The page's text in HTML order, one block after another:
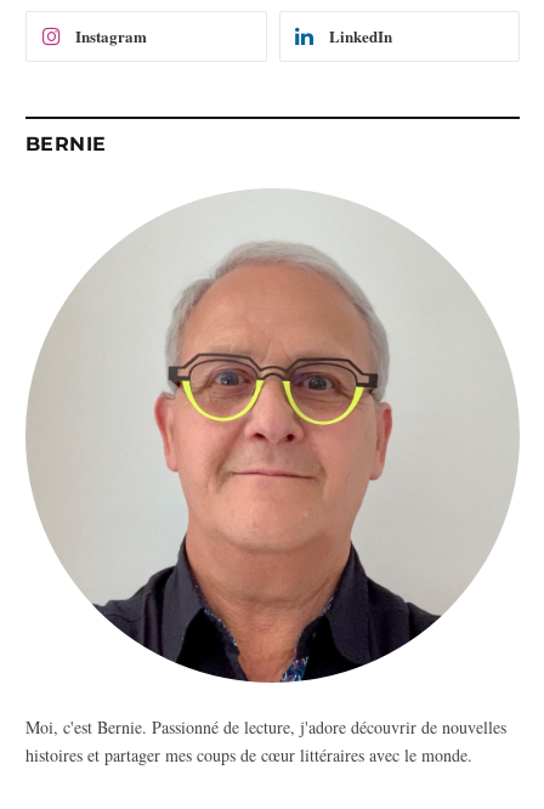
Instagram LinkedIn
BERNIE
Moi, c'est Bernie. Passionné de lecture, j'adore découvrir de nouvelles
histoires et partager mes coups de cœur littéraires avec le monde.